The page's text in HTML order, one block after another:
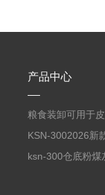
产品中心